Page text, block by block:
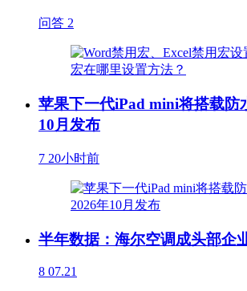
问答 2
苹果下一代iPad mini将搭载防
10月发布
7 20小时前
半年数据：海尔空调成头部企
8 07.21